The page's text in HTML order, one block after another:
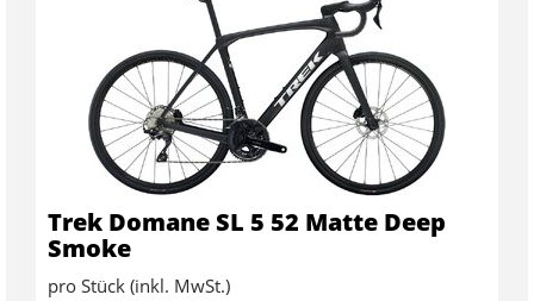
Trek Domane SL 5 52 Matte Deep
Smoke
pro Stück (inkl. MwSt.)